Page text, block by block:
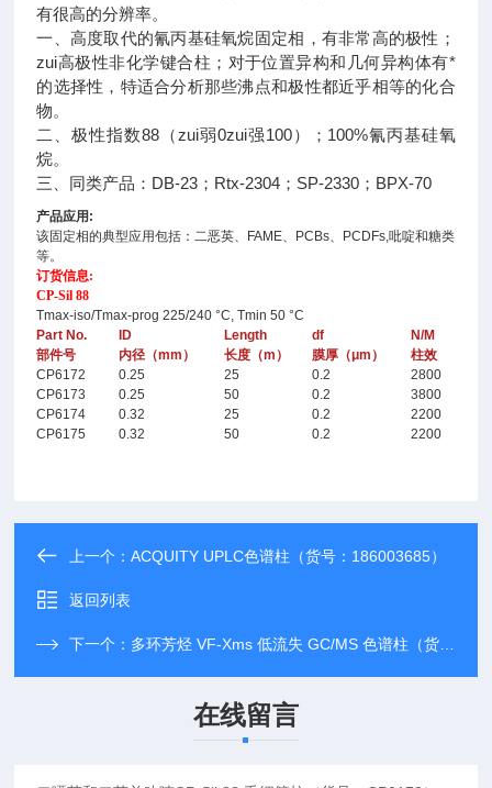
有很高的分辨率。
一、高度取代的氰丙基硅氧烷固定相，有非常高的极性；
zui高极性非化学键合柱；对于位置异构和几何异构体有*
的选择性，特适合分析那些沸点和极性都近乎相等的化合
物。
二、极性指数88（zui弱0zui强100）；100%氰丙基硅氧
烷。
三、同类产品：DB-23；Rtx-2304；SP-2330；BPX-70
产品应用:
该固定相的典型应用包括：二恶英、FAME、PCBs、PCDFs,吡啶和糖类
等。
订货信息:
CP-Sil 88
Tmax-iso/Tmax-prog 225/240 °C, Tmin 50 °C
Part No.
ID Length df
N/M
部件号
内径（mm） 长度（m） 膜厚（μm）
柱效
CP6172
0.25 25 0.2
2800
CP6173
0.25 50 0.2
3800
CP6174
0.32 25 0.2
2200
CP6175
0.32 50 0.2 2200
上一个：ACQUITY UPLC色谱柱（货号：186003685）
返回列表
下一个： 多环芳烃 VF-Xms 低流失 GC/MS 色谱柱（货号： CP8805）
在线留言